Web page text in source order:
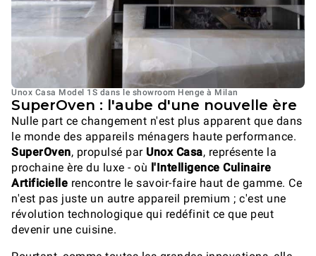
Unox Casa Model 1S dans le showroom Henge à Milan
SuperOven : l'aube d'une nouvelle ère
Nulle part ce changement n'est plus apparent que dans
le monde des appareils ménagers haute performance.
SuperOven, propulsé par Unox Casa, représente la
prochaine ère du luxe - où l'Intelligence Culinaire
Artificielle rencontre le savoir-faire haut de gamme. Ce
n'est pas juste un autre appareil premium ; c'est une
révolution technologique qui redéfinit ce que peut
devenir une cuisine.